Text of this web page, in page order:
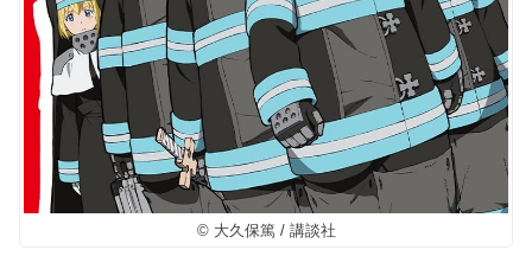
© 大久保篤 / 講談社